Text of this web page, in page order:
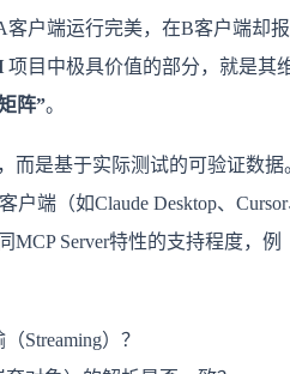
客户端运行完美，在B客户端却报
项目中极具价值的部分，就是其
阵”。
而是基于实际测试的可验证数据
户端（如Claude Desktop、
MCP Server特性的支持程度，例
Streaming）？